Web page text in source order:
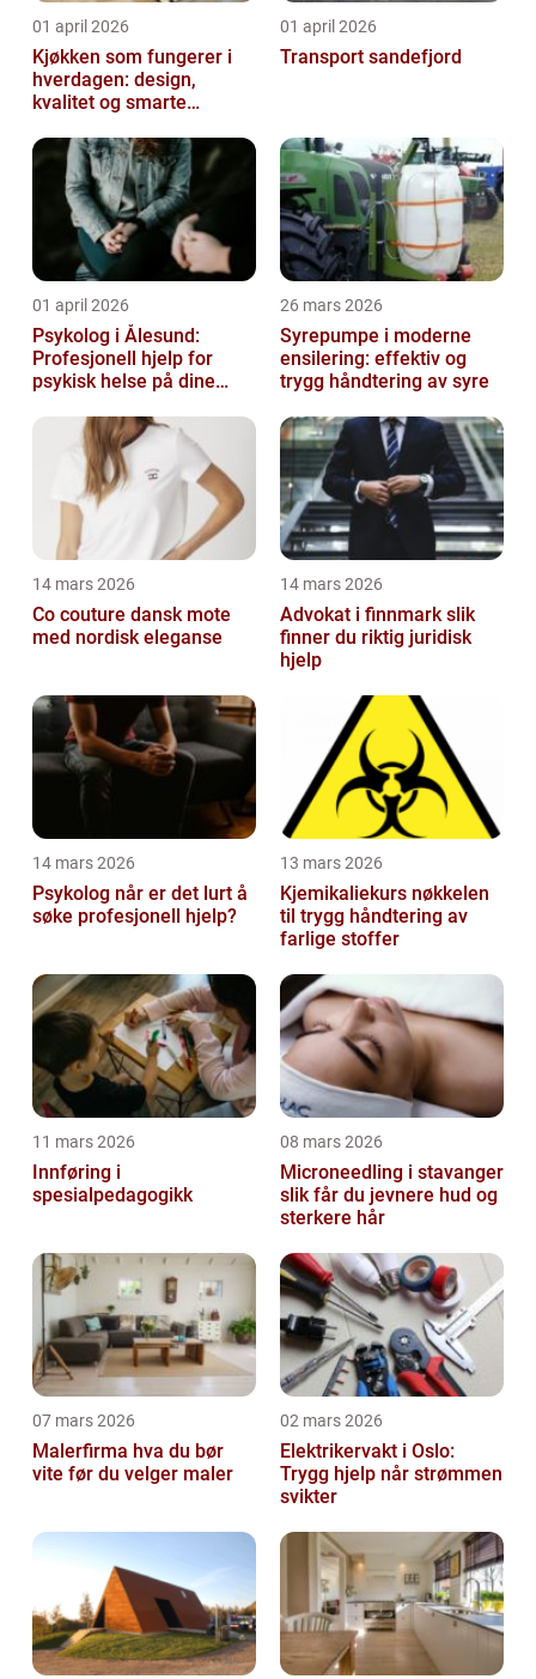
01 april 2026
Kjøkken som fungerer i
hverdagen: design,
kvalitet og smarte
01 april 2026
Transport sandefjord
01 april 2026
Psykolog i Ålesund:
Profesjonell hjelp for
psykisk helse på dine
26 mars 2026
Syrepumpe i moderne
ensilering: effektiv og
trygg håndtering av syre
14 mars 2026
Co couture dansk mote
med nordisk eleganse
14 mars 2026
Advokat i finnmark slik
finner du riktig juridisk
hjelp
14 mars 2026
Psykolog når er det lurt å
søke profesjonell hjelp?
13 mars 2026
Kjemikaliekurs nøkkelen
til trygg håndtering av
farlige stoffer
11 mars 2026
Innføring i
spesialpedagogikk
08 mars 2026
Microneedling i stavanger
slik får du jevnere hud og
sterkere hår
07 mars 2026
Malerfirma hva du bør
vite før du velger maler
02 mars 2026
Elektrikervakt i Oslo:
Trygg hjelp når strømmen
svikter